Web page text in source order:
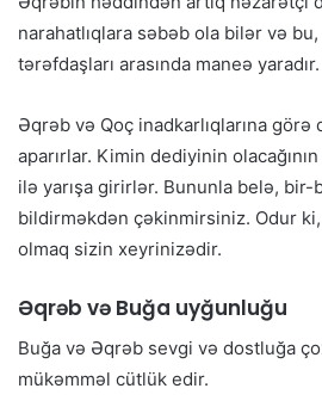
narahatlıqlara səbəb ola bilər və
tərəfdaşları arasında maneə yaradır.
Əqrəb və Qoç inadkarlıqlarına görə
aparırlar. Kimin dediyinin
ilə yarışa girirlər. Bununla belə,
bildirməkdən çəkinmirsiniz. Odur ki,
olmaq sizin xeyrinizədir.
Əqrəb və Buğa uyğunluğu
Buğa və Əqrəb sevgi və dostluğa
mükəmməl cütlük edir.